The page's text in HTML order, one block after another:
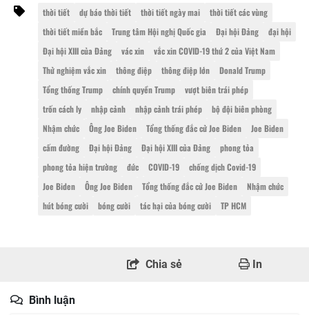
thời tiết dự báo thời tiết thời tiết ngày mai
thời tiết các vùng
thời tiết miền bắc
Trung tâm Hội nghị Quốc gia Đại hội Đảng
đại hội
Đại hội XIII của Đảng
vác xin
vắc xin COVID-19 thứ 2 của Việt Nam
Thử nghiệm vắc xin
thông điệp thông điệp lớn
Donald Trump
Tổng thống Trump
chính quyền Trump
vượt biên trái phép
trốn cách ly
nhập cảnh nhập cảnh trái phép
bộ đội biên phòng
Nhậm chức
Ông Joe Biden Tổng thống đắc cử Joe Biden
Joe Biden
cấm đường
Đại hội Đảng Đại hội XIII của Đảng
phong tỏa
phong tỏa hiện trường
đức COVID-19
chống dịch Covid-19
Joe Biden
Ông Joe Biden Tổng thống đắc cử Joe Biden
Nhậm chức
hút bóng cười
bóng cười tác hại của bóng cười TP HCM
Chia sẻ In
Bình luận